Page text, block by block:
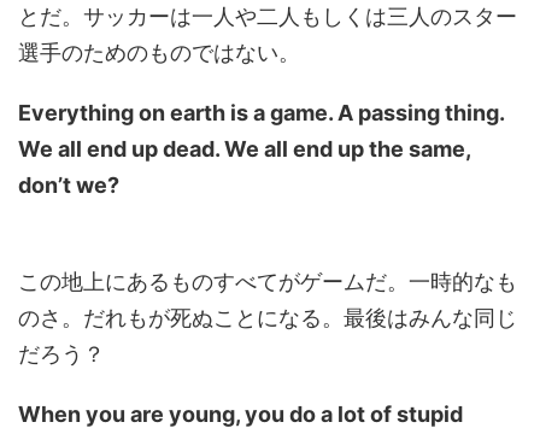
とだ。サッカーは一人や二人もしくは三人のスター
選手のためのものではない。
Everything on earth is a game. A passing thing.
We all end up dead. We all end up the same,
don’t we?
この地上にあるものすべてがゲームだ。一時的なも
のさ。だれもが死ぬことになる。最後はみんな同じ
だろう？
When you are young, you do a lot of stupid